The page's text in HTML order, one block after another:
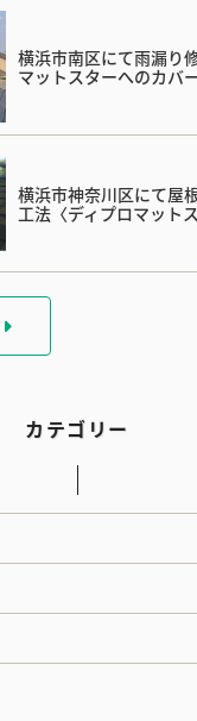
横浜市南区にて雨漏り
マットスターへのカバ
横浜市神奈川区にて屋
工法〈ディプロマット
カテゴリー